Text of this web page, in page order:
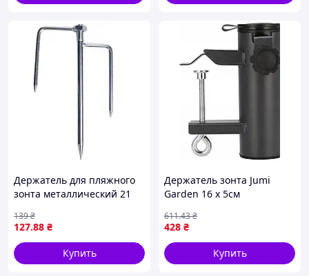
Держатель для пляжного
зонта металлический 21
127.88 ₴
139₴
Купить
Держатель зонта Jumi
Garden 16 х 5см
428 ₴
611.43₴
Купить